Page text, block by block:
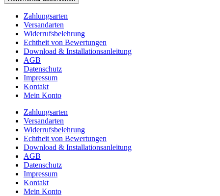
Zahlungsarten
Versandarten
Widerrufsbelehrung
Echtheit von Bewertungen
Download & Installationsanleitung
AGB
Datenschutz
Impressum
Kontakt
Mein Konto
Zahlungsarten
Versandarten
Widerrufsbelehrung
Echtheit von Bewertungen
Download & Installationsanleitung
AGB
Datenschutz
Impressum
Kontakt
Mein Konto